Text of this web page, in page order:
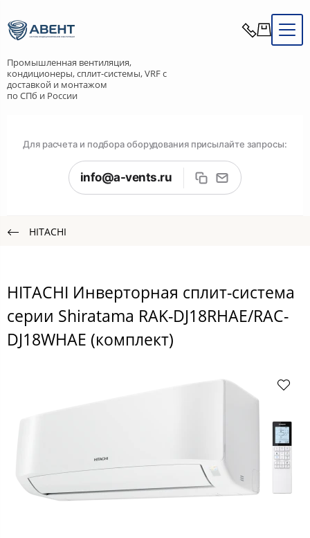
Промышленная вентиляция,
кондиционеры, сплит-системы, VRF с
доставкой и монтажом
по СПб и России
Для расчета и подбора оборудования присылайте запросы:
info@a-vents.ru
HITACHI
HITACHI Инверторная сплит-система
серии Shiratama RAK-DJ18RHAE/RAC-
DJ18WHAE (комплект)